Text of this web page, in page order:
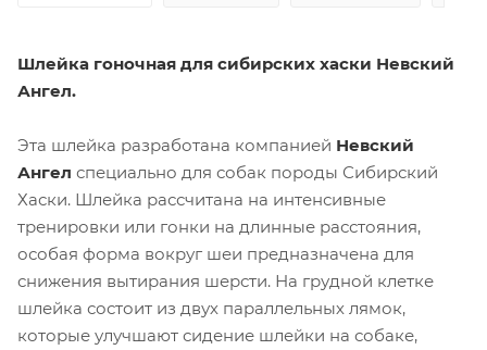
Шлейка гоночная для сибирских хаски Невский
Ангел.
Эта шлейка разработана компанией Невский
Ангел специально для собак породы Сибирский
Хаски. Шлейка рассчитана на интенсивные
тренировки или гонки на длинные расстояния,
особая форма вокруг шеи предназначена для
снижения вытирания шерсти. На грудной клетке
шлейка состоит из двух параллельных лямок,
которые улучшают сидение шлейки на собаке,